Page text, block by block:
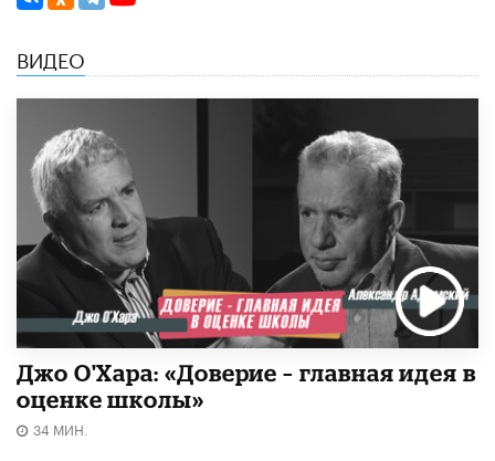
ВИДЕО
Джо О'Хара: «Доверие – главная идея в
оценке школы»
34 МИН.